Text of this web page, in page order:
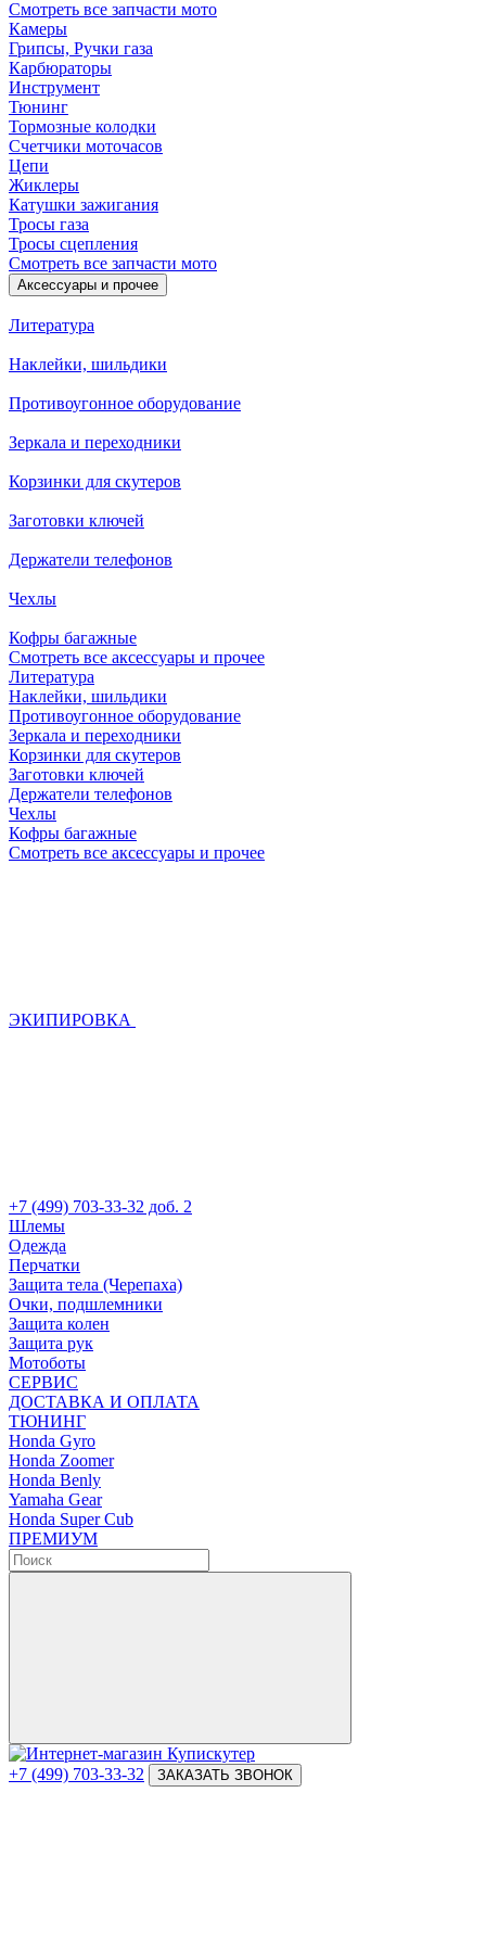
Смотреть все запчасти мото
Камеры
Грипсы, Ручки газа
Карбюраторы
Инструмент
Тюнинг
Тормозные колодки
Счетчики моточасов
Цепи
Жиклеры
Катушки зажигания
Тросы газа
Тросы сцепления
Смотреть все запчасти мото
Аксессуары и прочее
Литература
Наклейки, шильдики
Противоугонное оборудование
Зеркала и переходники
Корзинки для скутеров
Заготовки ключей
Держатели телефонов
Чехлы
Кофры багажные
Смотреть все аксессуары и прочее
Литература
Наклейки, шильдики
Противоугонное оборудование
Зеркала и переходники
Корзинки для скутеров
Заготовки ключей
Держатели телефонов
Чехлы
Кофры багажные
Смотреть все аксессуары и прочее
ЭКИПИРОВКА
+7 (499) 703-33-32 доб. 2
Шлемы
Одежда
Перчатки
Защита тела (Черепаха)
Очки, подшлемники
Защита колен
Защита рук
Мотоботы
СЕРВИС
ДОСТАВКА И ОПЛАТА
ТЮНИНГ
Honda Gyro
Honda Zoomer
Honda Benly
Yamaha Gear
Honda Super Cub
ПРЕМИУМ
+7 (499) 703-33-32 ЗАКАЗАТЬ ЗВОНОК